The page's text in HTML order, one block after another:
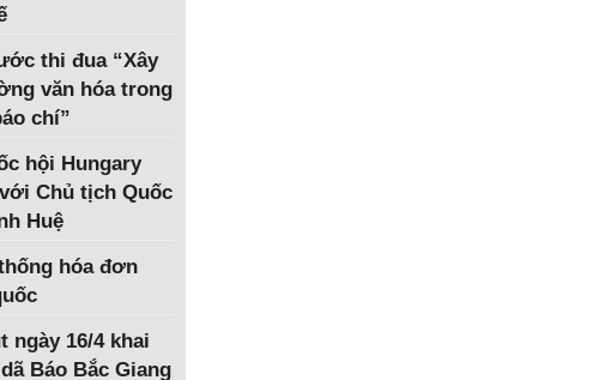
thi đua “Xây
văn hóa trong
chí”
hội Hungary
Chủ tịch Quốc
Huệ
hóa đơn
ngày 16/4 khai
Báo Bắc Giang